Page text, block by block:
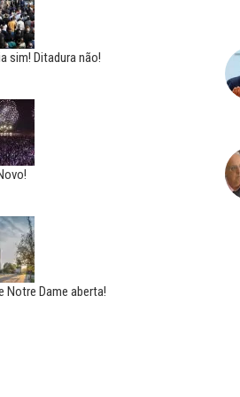
sim! Ditadura não!
Notre Dame aberta!
é